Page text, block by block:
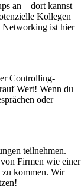
an – dort kannst
Kollegen
Networking ist hier
Controlling-
Wert! Wenn du
oder
teilnehmen.
Firmen wie einer
zu kommen. Wir